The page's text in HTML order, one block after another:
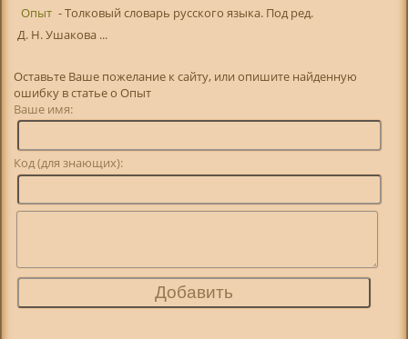
Опыт - Толковый словарь русского языка. Под ред.
Д. Н. Ушакова ...
Оставьте Ваше пожелание к сайту, или опишите найденную
ошибку в статье о Опыт
Ваше имя:
Код (для знающих):